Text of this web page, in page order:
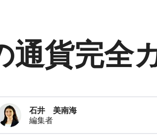
通貨完全
石井 美南海
編集者